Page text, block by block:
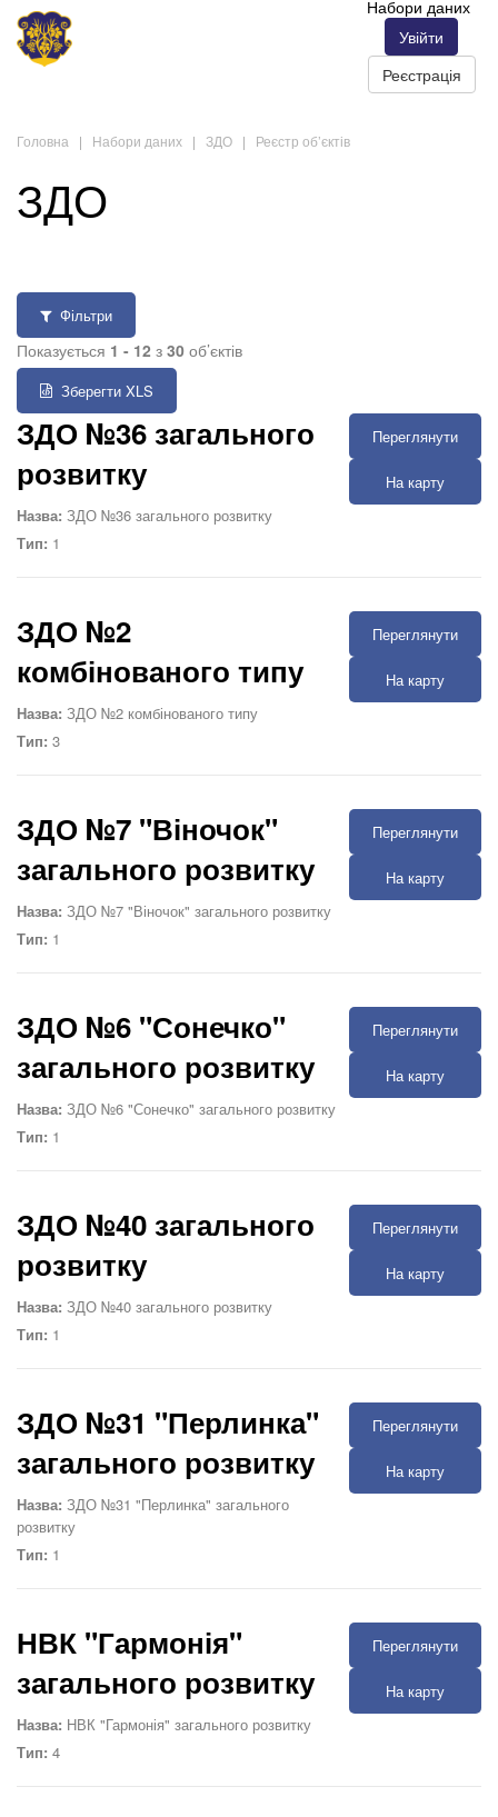
Набори даних
Увійти
Реєстрація
Головна Набори даних ЗДО Реєстр об’єктів
ЗДО
Фільтри
Показується 1 - 12 з 30 об’єктів
Зберегти XLS
ЗДО №36 загального
розвитку
Назва: ЗДО №36 загального розвитку
Тип: 1
Переглянути
На карту
ЗДО №2
комбінованого типу
Назва: ЗДО №2 комбінованого типу
Тип: 3
Переглянути
На карту
ЗДО №7 "Віночок"
загального розвитку
Назва: ЗДО №7 "Віночок" загального розвитку
Тип: 1
Переглянути
На карту
ЗДО №6 "Сонечко"
загального розвитку
Назва: ЗДО №6 "Сонечко" загального розвитку
Тип: 1
Переглянути
На карту
ЗДО №40 загального
розвитку
Назва: ЗДО №40 загального розвитку
Тип: 1
Переглянути
На карту
ЗДО №31 "Перлинка"
загального розвитку
Назва: ЗДО №31 "Перлинка" загального
розвитку
Тип: 1
Переглянути
На карту
НВК "Гармонія"
загального розвитку
Назва: НВК "Гармонія" загального розвитку
Тип: 4
Переглянути
На карту